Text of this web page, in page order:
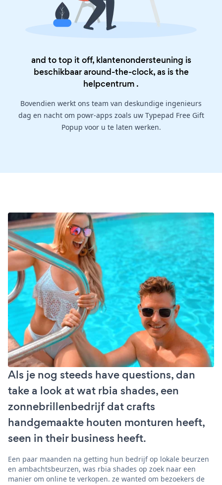
and to top it off, klantenondersteuning is
beschikbaar around-the-clock, as is the
helpcentrum .
Bovendien werkt ons team van deskundige ingenieurs
dag en nacht om powr-apps zoals uw Typepad Free Gift
Popup voor u te laten werken.
Als je nog steeds have questions, dan
take a look at wat rbia shades, een
zonnebrillenbedrijf dat crafts
handgemaakte houten monturen heeft,
seen in their business heeft.
Een paar maanden na getting hun bedrijf op lokale beurzen
en ambachtsbeurzen, was rbia shades op zoek naar een
manier om online te verkopen. ze wanted om bezoekers de